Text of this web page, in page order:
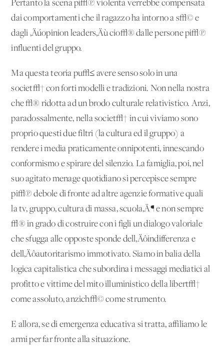
Pertanto la scena pi√π violenta verrebbe compensata
dai comportamenti che il ragazzo ha intorno a s√© e
dagli ‚Äúopinion leaders‚Äù cio√® dalle persone pi√π
influenti del gruppo.
Ma questa teoria pu√≤ avere senso solo in una
societ√† con forti modelli e tradizioni. Non nella nostra
che √® ridotta ad un brodo culturale relativistico. Anzi,
paradossalmente, nella societ√† in cui viviamo sono
proprio questi due filtri (la cultura ed il gruppo) a
rendere i media praticamente onnipotenti, innescando
conformismo e spirare del silenzio. La famiglia, poi, nel
suo agitato menage quotidiano si percepisce sempre
pi√π debole di fronte ad altre agenzie formative quali
la tv, gruppo, cultura di massa, scuola‚Ä¶ e non sempre
√® in grado di costruire con i figli un dialogo valoriale
che sfugga alle opposte sponde dell‚Äôindifferenza e
dell‚Äôautoritarismo immotivato. Siamo in balia della
logica capitalistica che subordina i messaggi mediatici al
profitto e vittime del mito illuministico della libert√†
come assoluto, anzich√© come strumento.
E allora, se di emergenza educativa si tratta, affiliamo le
armi per far fronte alla situazione.